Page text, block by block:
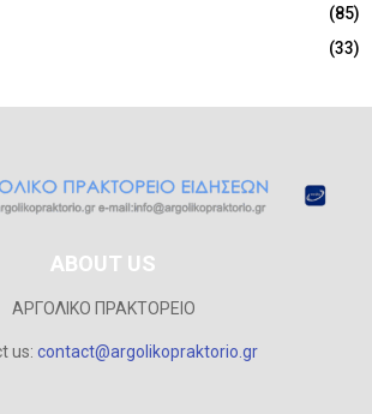
(85)
(33)
ABOUT US
ΑΡΓΟΛΙΚΟ ΠΡΑΚΤΟΡΕΙΟ
us: contact@argolikopraktorio.gr